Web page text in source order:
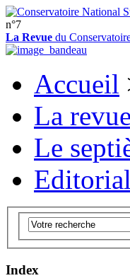
n°7
La Revue du
Accueil
La
Le
Editorial
Index